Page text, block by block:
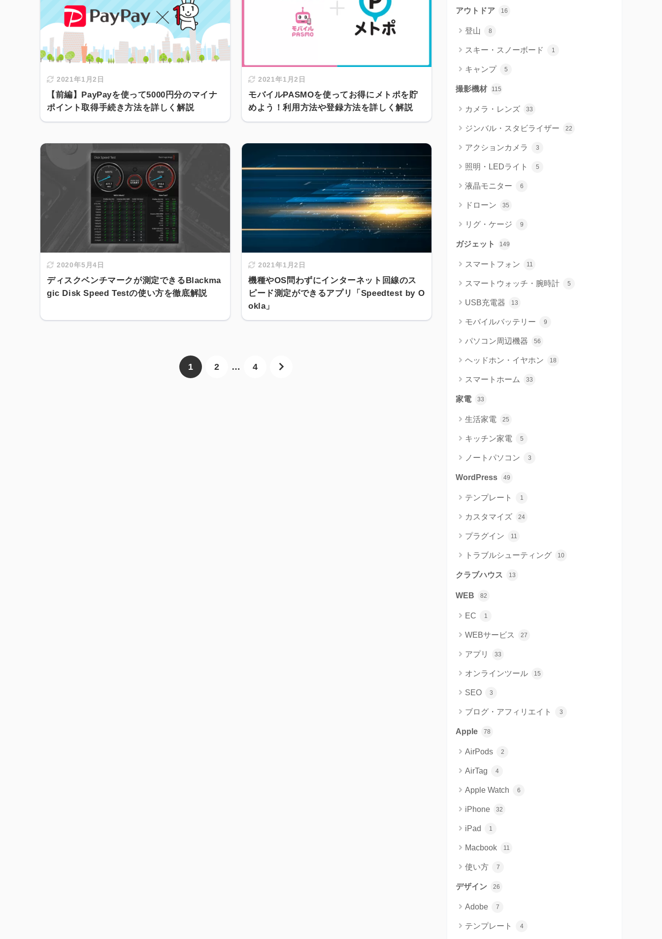
2021年1月2日
【前編】PayPayを使って5000円分のマイナ
ポイント取得手続き方法を詳しく解説
2021年1月2日
モバイルPASMOを使ってお得にメトポを貯
めよう！利用方法や登録方法を詳しく解説
2020年5月4日
ディスクベンチマークが測定できるBlackma
gic Disk Speed Testの使い方を徹底解説
2021年1月2日
機種やOS問わずにインターネット回線のス
ピード測定ができるアプリ「Speedtest by O
okla」
1 2 … 4
アウトドア 16
登山 8
スキー・スノーボード 1
キャンプ 5
撮影機材 115
カメラ・レンズ 33
ジンバル・スタビライザー 22
アクションカメラ 3
照明・LEDライト 5
液晶モニター 6
ドローン 35
リグ・ケージ 9
ガジェット 149
スマートフォン 11
スマートウォッチ・腕時計 5
USB充電器 13
モバイルバッテリー 9
パソコン周辺機器 56
ヘッドホン・イヤホン 18
スマートホーム 33
家電 33
生活家電 25
キッチン家電 5
ノートパソコン 3
WordPress 49
テンプレート 1
カスタマイズ 24
プラグイン 11
トラブルシューティング 10
クラブハウス 13
WEB 82
EC 1
WEBサービス 27
アプリ 33
オンラインツール 15
SEO 3
ブログ・アフィリエイト 3
Apple 78
AirPods 2
AirTag 4
Apple Watch 6
iPhone 32
iPad 1
Macbook 11
使い方 7
デザイン 26
Adobe 7
テンプレート 4